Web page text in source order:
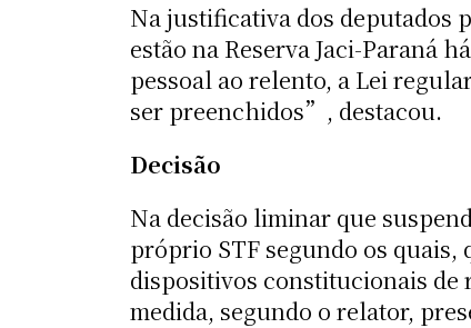
Na justificativa dos deputados
estão na Reserva Jaci-Paraná
pessoal ao relento, a Lei
ser preenchidos”, destacou.
Decisão
Na decisão liminar que
próprio STF segundo os quais,
dispositivos constitucionais de
medida, segundo o relator,